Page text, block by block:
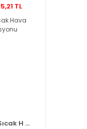
TL
H ...